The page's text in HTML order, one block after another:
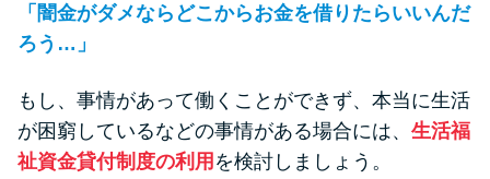
「闇金がダメならどこからお金を借りたらいいんだ
ろう…」
もし、事情があって働くことができず、本当に生活
が困窮しているなどの事情がある場合には、 生活福
祉資金貸付制度の利用 を検討しましょう。